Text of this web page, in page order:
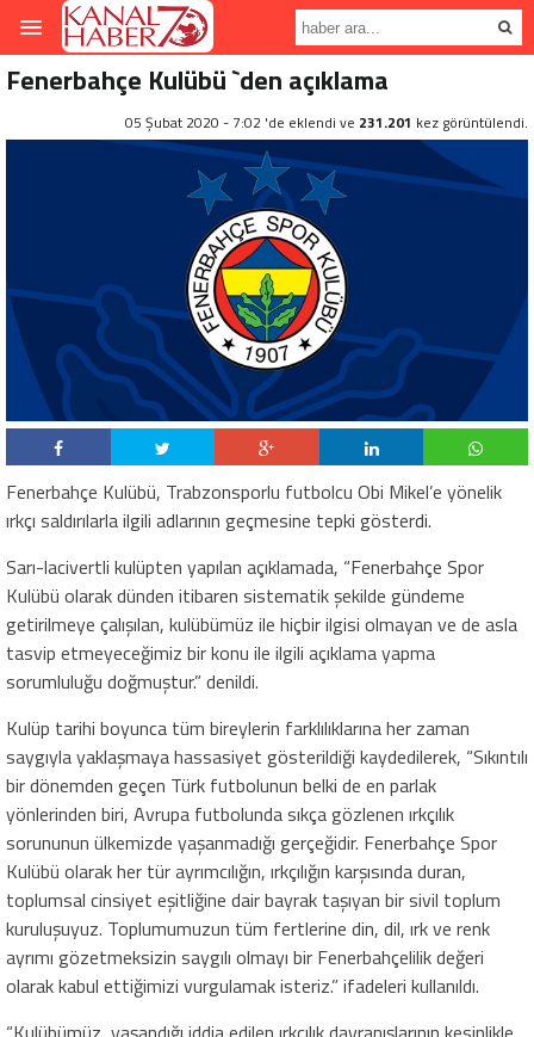
Fenerbahçe Kulübü `den açıklama
05 Şubat 2020 - 7:02 'de eklendi ve 231.201 kez görüntülendi.
Fenerbahçe Kulübü, Trabzonsporlu futbolcu Obi Mikel’e yönelik
ırkçı saldırılarla ilgili adlarının geçmesine tepki gösterdi.
Sarı-lacivertli kulüpten yapılan açıklamada, “Fenerbahçe Spor
Kulübü olarak dünden itibaren sistematik şekilde gündeme
getirilmeye çalışılan, kulübümüz ile hiçbir ilgisi olmayan ve de asla
tasvip etmeyeceğimiz bir konu ile ilgili açıklama yapma
sorumluluğu doğmuştur.” denildi.
Kulüp tarihi boyunca tüm bireylerin farklılıklarına her zaman
saygıyla yaklaşmaya hassasiyet gösterildiği kaydedilerek, “Sıkıntılı
bir dönemden geçen Türk futbolunun belki de en parlak
yönlerinden biri, Avrupa futbolunda sıkça gözlenen ırkçılık
sorununun ülkemizde yaşanmadığı gerçeğidir. Fenerbahçe Spor
Kulübü olarak her tür ayrımcılığın, ırkçılığın karşısında duran,
toplumsal cinsiyet eşitliğine dair bayrak taşıyan bir sivil toplum
kuruluşuyuz. Toplumumuzun tüm fertlerine din, dil, ırk ve renk
ayrımı gözetmeksizin saygılı olmayı bir Fenerbahçelilik değeri
olarak kabul ettiğimizi vurgulamak isteriz.” ifadeleri kullanıldı.